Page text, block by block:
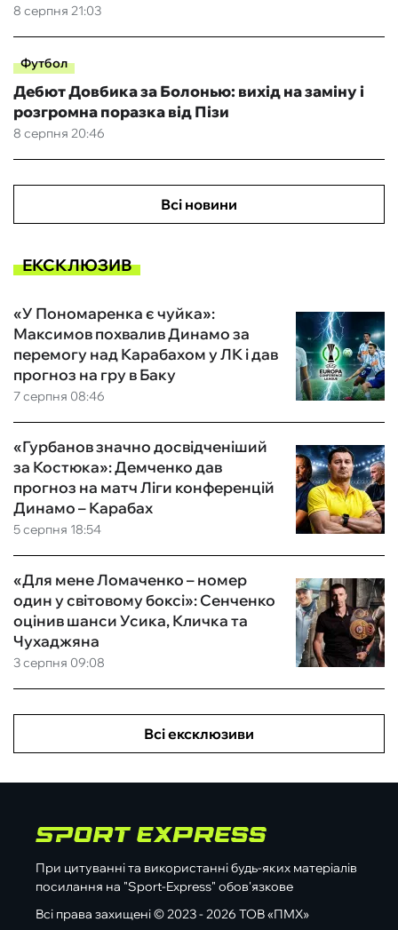
8 серпня 21:03
Футбол
8 серпня 20:46
Дебют Довбика за Болонью: вихід на заміну і
розгромна поразка від Пізи
Всі новини
ЕКСКЛЮЗИВ
7 серпня 08:46
«У Пономаренка є чуйка»:
Максимов похвалив Динамо за
перемогу над Карабахом у ЛК і дав
прогноз на гру в Баку
5 серпня 18:54
«Гурбанов значно досвідченіший
за Костюка»: Демченко дав
прогноз на матч Ліги конференцій
Динамо – Карабах
3 серпня 09:08
«Для мене Ломаченко – номер
один у світовому боксі»: Сенченко
оцінив шанси Усика, Кличка та
Чухаджяна
Всі ексклюзиви
При цитуванні та використанні будь-яких матеріалів
посилання на "Sport-Express" обов'язкове
Всі права захищені © 2023 - 2026 ТОВ «ПМХ»